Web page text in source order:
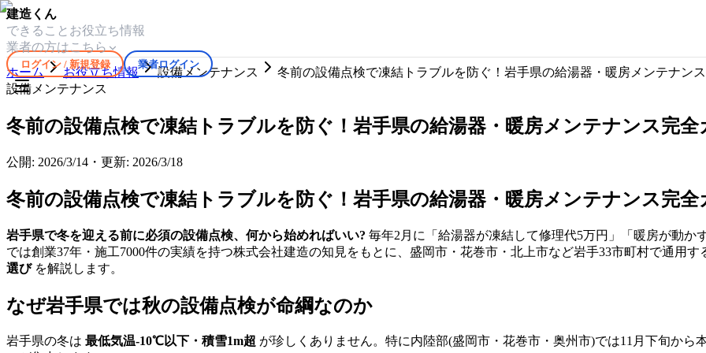
建造くん
できること お役立ち情報
業者の方はこちら
ログイン / 新規登録 業者ログイン
ホーム お役立ち情報 設備メンテナンス
冬前の設備点検で凍結トラブルを防ぐ！岩手県の給湯器・暖房メンテナン
設備メンテナンス
冬前の設備点検で凍結トラブルを防ぐ！岩手県の給湯器・暖房メンテナンス完全
公開: 2026/3/14 ・ 更新: 2026/3/18
冬前の設備点検で凍結トラブルを防ぐ！岩手県の給湯器・暖房メンテナンス完全
岩手県で冬を迎える前に必須の設備点検、何から始めればいい? 毎年2月に「給湯器が凍結して修理代5万円」「暖房が動
では創業37年・施工7000件の実績を持つ株式会社建造の知見をもとに、盛岡市・花巻市・北上市など岩手33市町村で通用す
選びを解説します。
なぜ岩手県では秋の設備点検が命綱なのか
岩手県の冬は 最低気温-10℃以下・積雪1m超 が珍しくありません。特に内陸部(盛岡市・花巻市・奥州市)では11月下旬か